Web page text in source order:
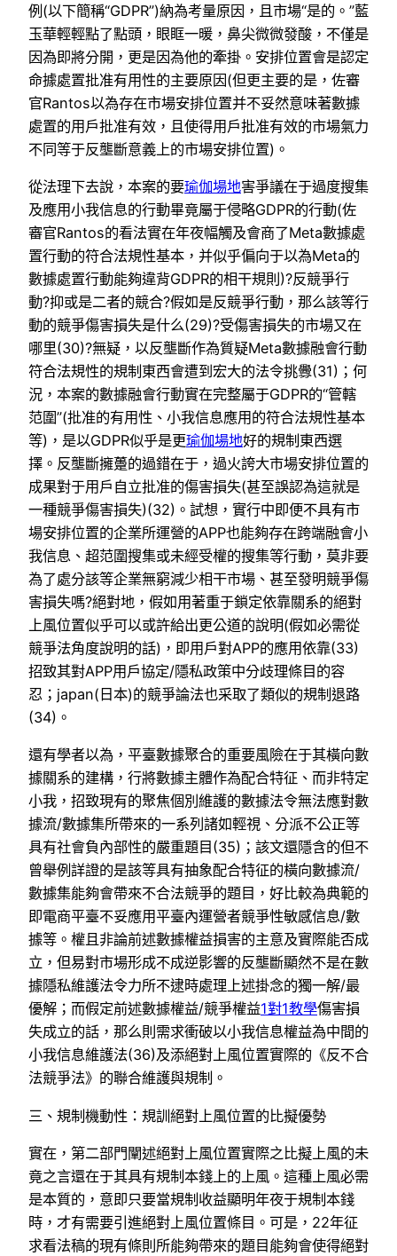
例(以下簡稱“GDPR”)納為考量原因，且市場“是的。”藍
玉華輕輕點了點頭，眼眶一暖，鼻尖微微發酸，不僅是
因為即將分開，更是因為他的牽掛。安排位置會是認定
命據處置批准有用性的主要原因(但更主要的是，佐審
官Rantos以為存在市場安排位置并不妥然意味著數據
處置的用戶批准有效，且使得用戶批准有效的市場氣力
不同等于反壟斷意義上的市場安排位置)。
從法理下去說，本案的要瑜伽場地害爭議在于過度搜集
及應用小我信息的行動畢竟屬于侵略GDPR的行動(佐
審官Rantos的看法實在年夜幅觸及會商了Meta數據處
置行動的符合法規性基本，并似乎偏向于以為Meta的
數據處置行動能夠違背GDPR的相干規則)?反競爭行
動?抑或是二者的競合?假如是反競爭行動，那么該等行
動的競爭傷害損失是什么(29)?受傷害損失的市場又在
哪里(30)?無疑，以反壟斷作為質疑Meta數據融會行動
符合法規性的規制東西會遭到宏大的法令挑釁(31)；何
況，本案的數據融會行動實在完整屬于GDPR的“管轄
范圍”(批准的有用性、小我信息應用的符合法規性基本
等)，是以GDPR似乎是更瑜伽場地好的規制東西選
擇。反壟斷擁躉的過錯在于，過火誇大市場安排位置的
成果對于用戶自立批准的傷害損失(甚至誤認為這就是
一種競爭傷害損失)(32)。試想，實行中即便不具有市
場安排位置的企業所運營的APP也能夠存在跨端融會小
我信息、超范圍搜集或未經受權的搜集等行動，莫非要
為了處分該等企業無窮減少相干市場、甚至發明競爭傷
害損失嗎?絕對地，假如用著重于鎖定依靠關系的絕對
上風位置似乎可以或許給出更公道的說明(假如必需從
競爭法角度說明的話)，即用戶對APP的應用依靠(33)
招致其對APP用戶協定/隱私政策中分歧理條目的容
忍；japan(日本)的競爭論法也采取了類似的規制退路
(34)。
還有學者以為，平臺數據聚合的重要風險在于其橫向數
據關系的建構，行將數據主體作為配合特征、而非特定
小我，招致現有的聚焦個別維護的數據法令無法應對數
據流/數據集所帶來的一系列諸如輕視、分派不公正等
具有社會負內部性的嚴重題目(35)；該文還隱含的但不
曾舉例詳證的是該等具有抽象配合特征的橫向數據流/
數據集能夠會帶來不合法競爭的題目，好比較為典範的
即電商平臺不妥應用平臺內運營者競爭性敏感信息/數
據等。權且非論前述數據權益損害的主意及實際能否成
立，但易對市場形成不成逆影響的反壟斷顯然不是在數
據隱私維護法令力所不逮時處理上述掛念的獨一解/最
優解；而假定前述數據權益/競爭權益1對1教學傷害損
失成立的話，那么則需求衝破以小我信息權益為中間的
小我信息維護法(36)及添絕對上風位置實際的《反不合
法競爭法》的聯合維護與規制。
三、規制機動性：規訓絕對上風位置的比擬優勢
實在，第二部門闡述絕對上風位置實際之比擬上風的未
竟之言還在于其具有規制本錢上的上風。這種上風必需
是本質的，意即只要當規制收益顯明年夜于規制本錢
時，才有需要引進絕對上風位置條目。可是，22年征
求看法稿的現有條則所能夠帶來的題目能夠會使得絕對